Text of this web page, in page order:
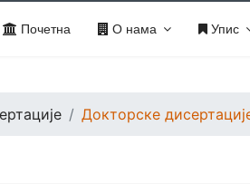
Почетна О нама Упис
Докторске